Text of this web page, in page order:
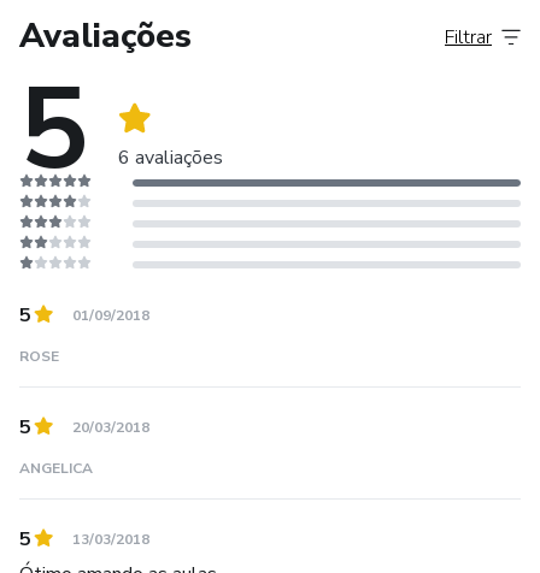
liberdade e a essência de ser quem vc é de verdade.
Avaliações
5 6 avaliações
Filtrar
5 01/09/2018
ROSE
5 20/03/2018
ANGELICA
5 13/03/2018